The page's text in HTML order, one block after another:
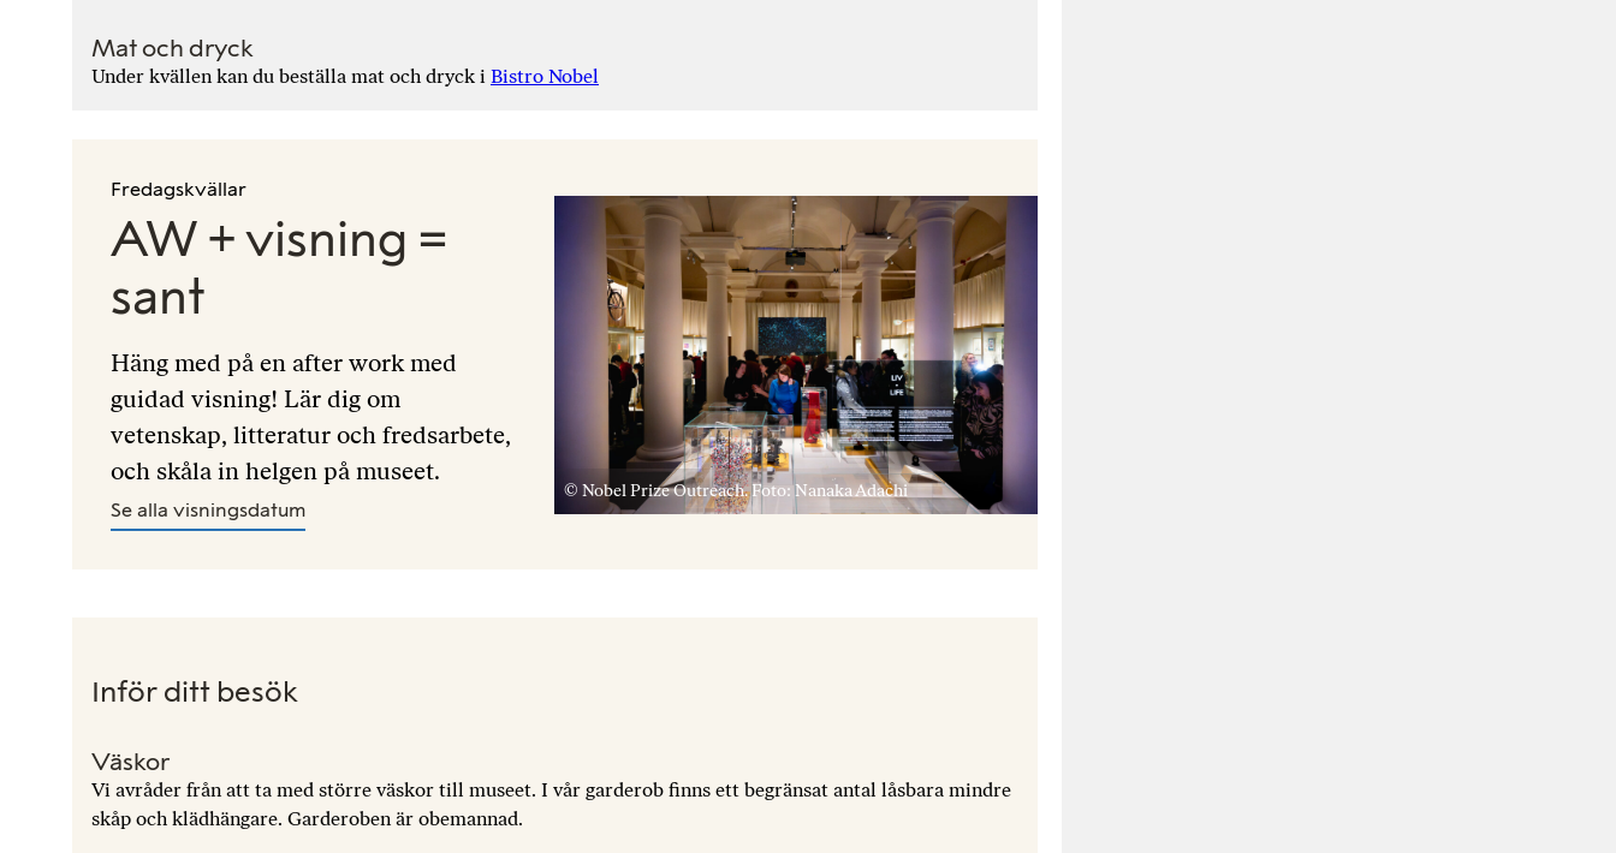
Mat och dryck
Under kvällen kan du beställa mat och dryck i Bistro Nobel
Fredagskvällar
AW + visning =
sant
Häng med på en after work med
guidad visning! Lär dig om
vetenskap, litteratur och fredsarbete,
och skåla in helgen på museet.
Se alla visningsdatum
© Nobel Prize Outreach. Foto: Nanaka Adachi
Inför ditt besök
Väskor
Vi avråder från att ta med större väskor till museet. I vår garderob finns ett begränsat antal låsbara mindre
skåp och klädhängare. Garderoben är obemannad.